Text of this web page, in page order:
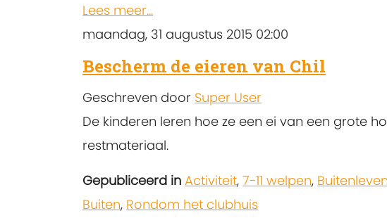
Lees meer...
maandag, 31 augustus 2015 02:00
Bescherm de eieren van Chil
Geschreven door Super User
De kinderen leren hoe ze een ei van een grote
restmateriaal.
Gepubliceerd in Activiteit, 7-11 welpen, Buitenleven
Buiten, Rondom het clubhuis